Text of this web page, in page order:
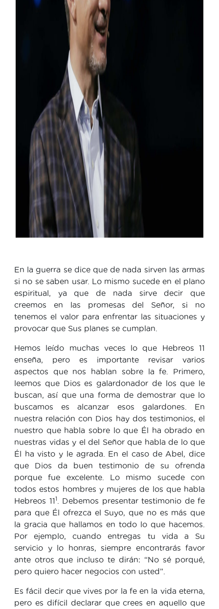
En la guerra se dice que de nada sirven las armas
si no se saben usar. Lo mismo sucede en el plano
espiritual, ya que de nada sirve decir que
creemos en las promesas del Señor, si no
tenemos el valor para enfrentar las situaciones y
provocar que Sus planes se cumplan.
Hemos leído muchas veces lo que Hebreos 11
enseña, pero es importante revisar varios
aspectos que nos hablan sobre la fe. Primero,
leemos que Dios es galardonador de los que le
buscan, así que una forma de demostrar que lo
buscamos es alcanzar esos galardones. En
nuestra relación con Dios hay dos testimonios, el
nuestro que habla sobre lo que Él ha obrado en
nuestras vidas y el del Señor que habla de lo que
Él ha visto y le agrada. En el caso de Abel, dice
que Dios da buen testimonio de su ofrenda
porque fue excelente. Lo mismo sucede con
todos estos hombres y mujeres de los que habla
Hebreos 111
. Debemos presentar testimonio de fe
para que Él ofrezca el Suyo, que no es más que
la gracia que hallamos en todo lo que hacemos.
Por ejemplo, cuando entregas tu vida a Su
servicio y lo honras, siempre encontrarás favor
ante otros que incluso te dirán: “No sé porqué,
pero quiero hacer negocios con usted”.
Es fácil decir que vives por la fe en la vida eterna,
pero es difícil declarar que crees en aquello que